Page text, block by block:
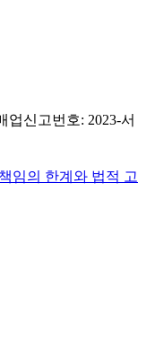
업신고번호: 2023-서
책임의 한계와 법적 고